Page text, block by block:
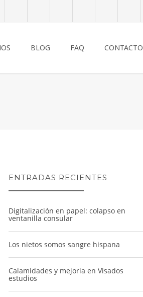
BLOG FAQ CONTACTO
ENTRADAS RECIENTES
Digitalización en papel: colapso en
ventanilla consular
Los nietos somos sangre hispana
Calamidades y mejoria en Visados
estudios